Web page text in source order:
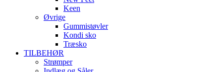
Keen
Øvrige
Gummistøvler
Kondi sko
Træsko
TILBEHØR
Strømper